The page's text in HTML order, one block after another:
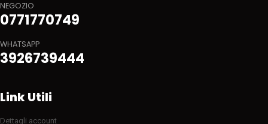
NEGOZIO
0771770749
WHATSAPP
3926739444
Link Utili
Dettagli account